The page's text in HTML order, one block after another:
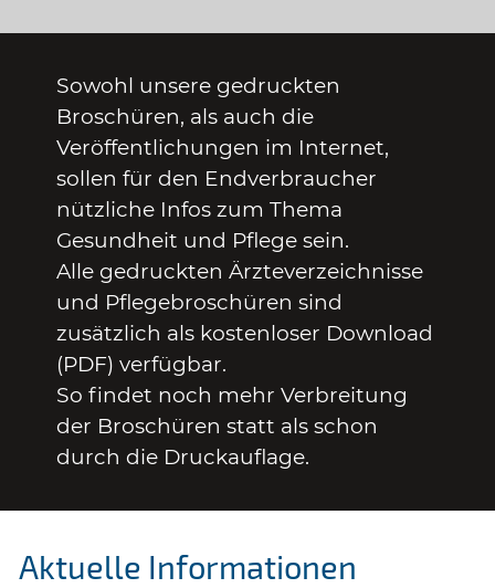
Sowohl unsere gedruckten
Broschüren, als auch die
Veröffentlichungen im Internet,
sollen für den Endverbraucher
nützliche Infos zum Thema
Gesundheit und Pflege sein.
Alle gedruckten Ärzteverzeichnisse
und Pflegebroschüren sind
zusätzlich als kostenloser Download
(PDF) verfügbar.
So findet noch mehr Verbreitung
der Broschüren statt als schon
durch die Druckauflage.
Aktuelle Informationen